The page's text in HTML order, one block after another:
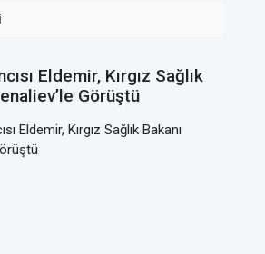
Eldemir, Kırgız Sağlık
Görüştü